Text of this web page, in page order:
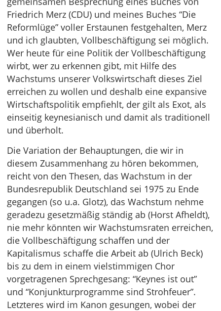
Friedrich Merz (CDU) und meines Buches “Die
Reformlüge” voller Erstaunen festgehalten, Merz
und ich glaubten, Vollbeschäftigung sei möglich.
Wer heute für eine Politik der Vollbeschäftigung
wirbt, wer zu erkennen gibt, mit Hilfe des
Wachstums unserer Volkswirtschaft dieses Ziel
erreichen zu wollen und deshalb eine expansive
Wirtschaftspolitik empfiehlt, der gilt als Exot, als
einseitig keynesianisch und damit als traditionell
und überholt.
Die Variation der Behauptungen, die wir in
diesem Zusammenhang zu hören bekommen,
reicht von den Thesen, das Wachstum in der
Bundesrepublik Deutschland sei 1975 zu Ende
gegangen (so u.a. Glotz), das Wachstum nehme
geradezu gesetzmäßig ständig ab (Horst Afheldt),
nie mehr könnten wir Wachstumsraten erreichen,
die Vollbeschäftigung schaffen und der
Kapitalismus schaffe die Arbeit ab (Ulrich Beck)
bis zu dem in einem vielstimmigen Chor
vorgetragenen Sprechgesang: “Keynes ist out”
und “Konjunkturprogramme sind Strohfeuer”.
Letzteres wird im Kanon gesungen, wobei der